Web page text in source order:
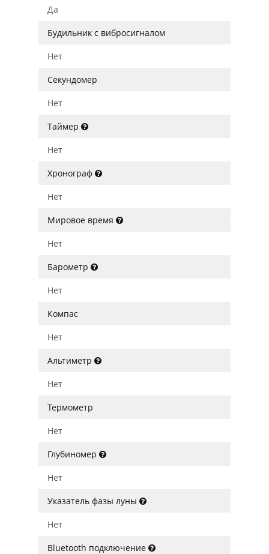
Да
Будильник с вибросигналом
Нет
Секундомер
Нет
Таймер
Нет
Хронограф
Нет
Мировое время
Нет
Барометр
Нет
Компас
Нет
Альтиметр
Нет
Термометр
Нет
Глубиномер
Нет
Указатель фазы луны
Нет
Bluetooth подключение